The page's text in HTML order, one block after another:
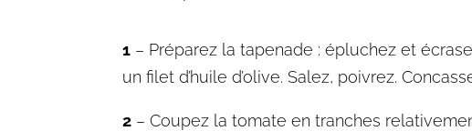
1 – Préparez la tapenade : épluchez et
un filet d’huile d’olive. Salez, poivrez.
2 – Coupez la tomate en tranches